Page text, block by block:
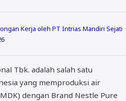
Kerja oleh PT Intrias Mandiri Sejati
Tbk. adalah salah satu
yang memproduksi air
dengan Brand Nestle Pure